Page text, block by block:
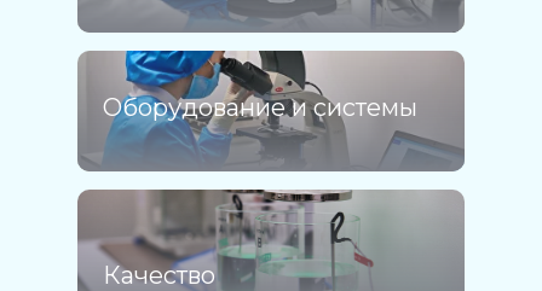
Оборудование и системы
Качество